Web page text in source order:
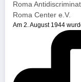
Roma
Roma Center e.V.
Am 2. August 1944